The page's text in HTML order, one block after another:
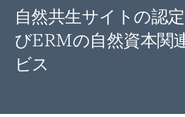
自然共生サイトの認
びERMの自然資本関
ビス